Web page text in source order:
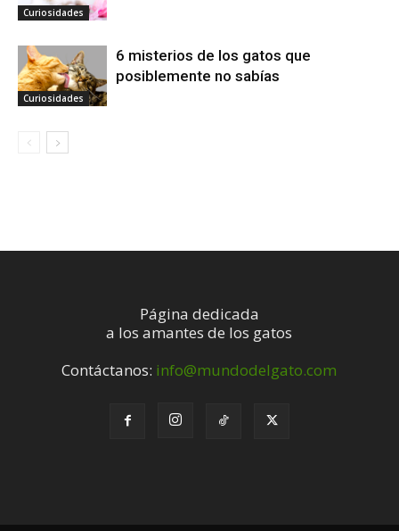
Curiosidades
Curiosidades
6 misterios de los gatos que
posiblemente no sabías
Página dedicada
a los amantes de los gatos
Contáctanos: info@mundodelgato.com